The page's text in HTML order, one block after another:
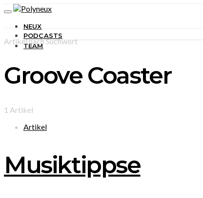
NEUX
PODCASTS
TEAM
Artikel nach Suchwort
Groove Coaster
1 Artikel
Artikel
Musiktippse